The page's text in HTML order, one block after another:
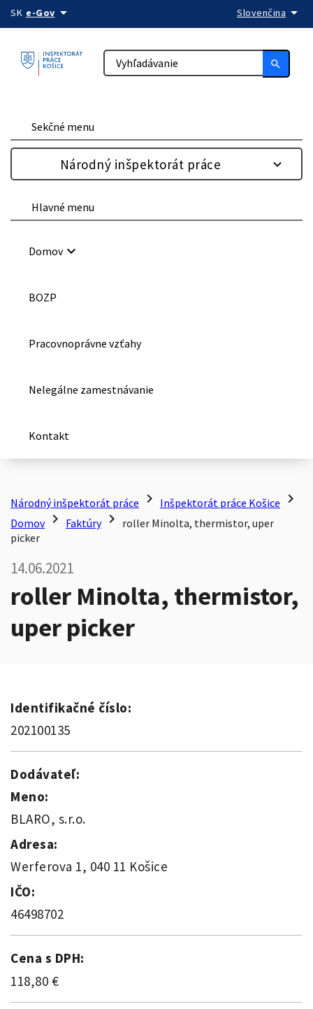
Preskočiť na obsah
SK e-Govarrow_drop_down Slovenčina arrow_drop_down
search
Sekčné menu
Národný inšpektorát práce
Hlavné menu
Domovkeyboard_arrow_down
BOZP
Pracovnoprávne vzťahy
Nelegálne zamestnávanie
Kontakt
Národný inšpektorát práce chevron_right Inšpektorát práce Košice chevron_right
Domov chevron_right Faktúry chevron_right roller Minolta, thermistor, uper
picker
14.06.2021
roller Minolta, thermistor,
uper picker
Identifikačné číslo:
202100135
Dodávateľ:
Meno:
BLARO, s.r.o.
Adresa:
Werferova 1, 040 11 Košice
IČO:
46498702
Cena s DPH:
118,80 €